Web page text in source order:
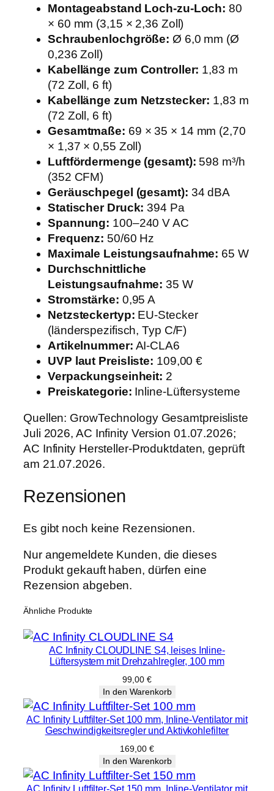
D
r
e
h
a
l
e
g
l
r
,
m
M
g
e
Montageabstand Loch-zu-Loch: 80
× 60 mm (3,15 × 2,36 Zoll)
Schraubenlochgröße: Ø 6,0 mm (Ø
0,236 Zoll)
Kabellänge zum Controller: 1,83 m
(72 Zoll, 6 ft)
Kabellänge zum Netzstecker: 1,83 m
(72 Zoll, 6 ft)
Gesamtmaße: 69 × 35 × 14 mm (2,70
× 1,37 × 0,55 Zoll)
Luftfördermenge (gesamt): 598 m³/h
(352 CFM)
Geräuschpegel (gesamt): 34 dBA
Statischer Druck: 394 Pa
Spannung: 100–240 V AC
Frequenz: 50/60 Hz
Maximale Leistungsaufnahme: 65 W
Durchschnittliche
Leistungsaufnahme: 35 W
Stromstärke: 0,95 A
Netzsteckertyp: EU-Stecker
(länderspezifisch, Typ C/F)
Artikelnummer: AI-CLA6
UVP laut Preisliste: 109,00 €
Verpackungseinheit: 2
Preiskategorie: Inline-Lüftersysteme
Quellen: GrowTechnology Gesamtpreisliste
Juli 2026, AC Infinity Version 01.07.2026;
AC Infinity Hersteller-Produktdaten, geprüft
am 21.07.2026.
Rezensionen
Es gibt noch keine Rezensionen.
Nur angemeldete Kunden, die dieses
Produkt gekauft haben, dürfen eine
Rezension abgeben.
Ähnliche Produkte
AC Infinity CLOUDLINE S4, leises Inline-
Lüftersystem mit Drehzahlregler, 100 mm
99,00 €
In den Warenkorb
AC Infinity Luftfilter-Set 100 mm, Inline-Ventilator mit
Geschwindigkeitsregler und Aktivkohlefilter
169,00 €
In den Warenkorb
AC Infinity Luftfilter-Set 150 mm, Inline-Ventilator mit